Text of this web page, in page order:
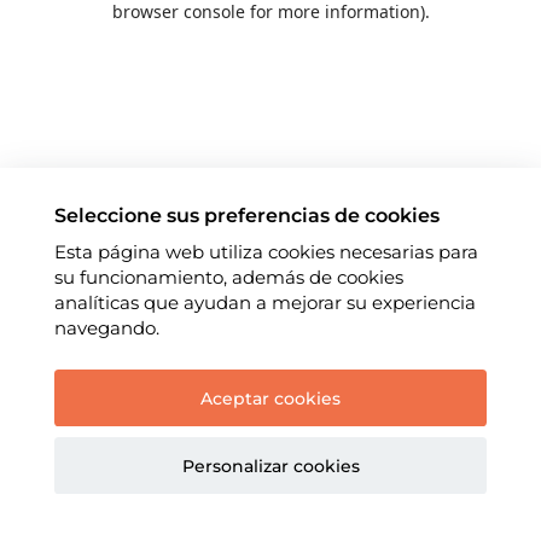
browser console for more information).
Seleccione sus preferencias de cookies
Esta página web utiliza cookies necesarias para
su funcionamiento, además de cookies
analíticas que ayudan a mejorar su experiencia
navegando.
Aceptar cookies
Personalizar cookies